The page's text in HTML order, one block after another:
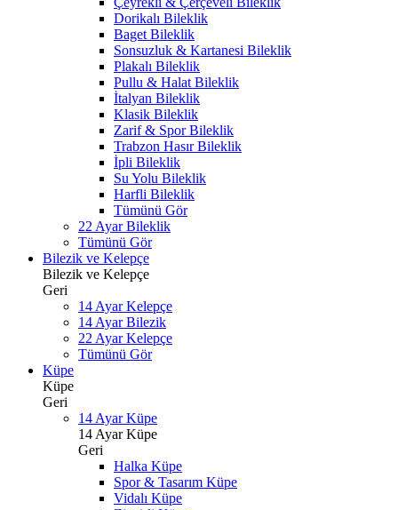
Dorikalı Bileklik
Baget Bileklik
Sonsuzluk & Kartanesi Bileklik
Plakalı Bileklik
Pullu & Halat Bileklik
İtalyan Bileklik
Klasik Bileklik
Zarif & Spor Bileklik
Trabzon Hasır Bileklik
İpli Bileklik
Su Yolu Bileklik
Harfli Bileklik
Tümünü Gör
22 Ayar Bileklik
Tümünü Gör
Bilezik ve Kelepçe
Bilezik ve Kelepçe
Geri
14 Ayar Kelepçe
14 Ayar Bilezik
22 Ayar Kelepçe
Tümünü Gör
Küpe
Küpe
Geri
14 Ayar Küpe
14 Ayar Küpe
Geri
Halka Küpe
Spor & Tasarım Küpe
Vidalı Küpe